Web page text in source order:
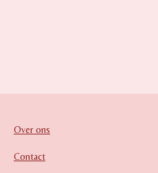
Over ons
Contact